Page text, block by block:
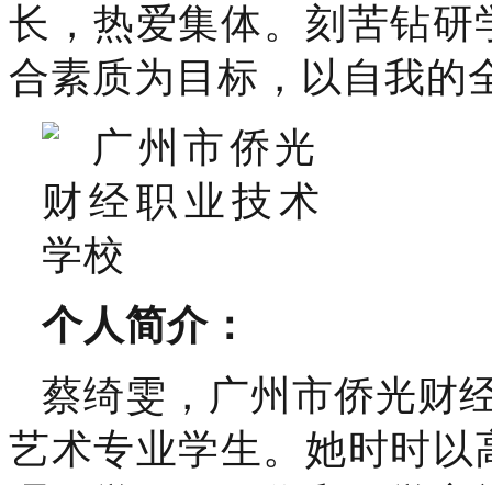
长，热爱集体。 刻苦钻研
合素质为目标，以自我的
个人简介：
蔡绮雯，广州市侨光财
艺术专业学生。她时时